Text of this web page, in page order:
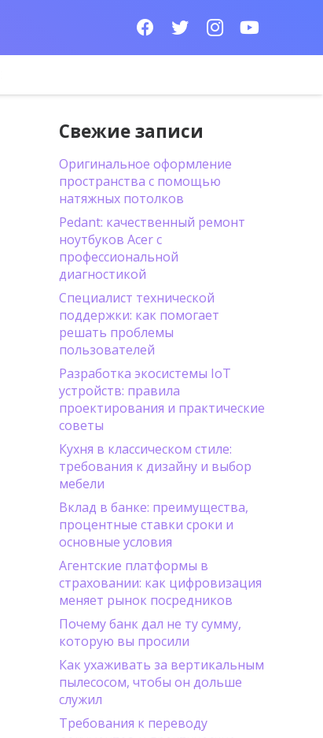
Свежие записи
Оригинальное оформление
пространства с помощью
натяжных потолков
Pedant: качественный ремонт
ноутбуков Acer с
профессиональной
диагностикой
Специалист технической
поддержки: как помогает
решать проблемы
пользователей
Разработка экосистемы IoT
устройств: правила
проектирования и практические
советы
Кухня в классическом стиле:
требования к дизайну и выбор
мебели
Вклад в банке: преимущества,
процентные ставки сроки и
основные условия
Агентские платформы в
страховании: как цифровизация
меняет рынок посредников
Почему банк дал не ту сумму,
которую вы просили
Как ухаживать за вертикальным
пылесосом, чтобы он дольше
служил
Требования к переводу